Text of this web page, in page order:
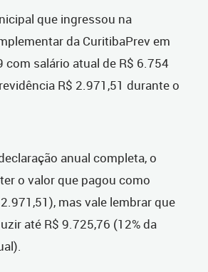
que ingressou na
da CuritibaPrev em
com salário atual de R$ 6.754
R$ 2.971,51 durante o
anual completa, o
o valor que pagou como
mas vale lembrar que
até R$ 9.725,76 (12% da